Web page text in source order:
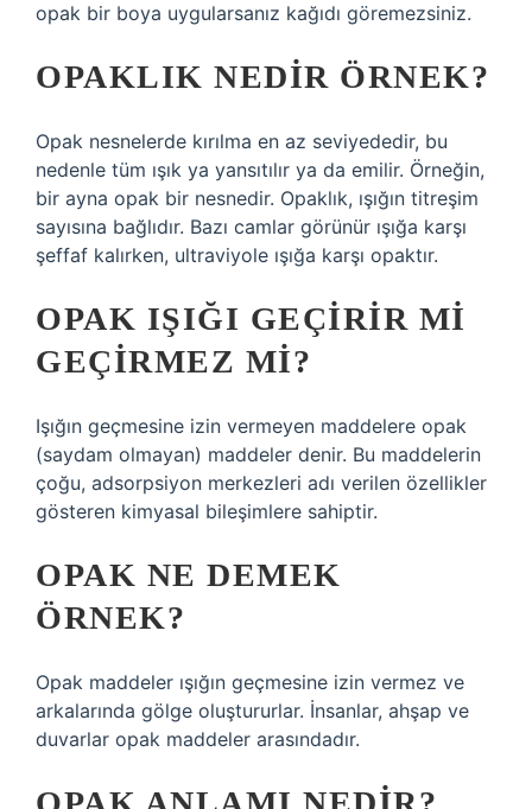
opak bir boya uygularsanız kağıdı göremezsiniz.
OPAKLIK NEDIR ÖRNEK?
Opak nesnelerde kırılma en az seviyededir, bu
nedenle tüm ışık ya yansıtılır ya da emilir. Örneğin,
bir ayna opak bir nesnedir. Opaklık, ışığın titreşim
sayısına bağlıdır. Bazı camlar görünür ışığa karşı
şeffaf kalırken, ultraviyole ışığa karşı opaktır.
OPAK IŞIĞI GEÇIRIR MI
GEÇIRMEZ MI?
Işığın geçmesine izin vermeyen maddelere opak
(saydam olmayan) maddeler denir. Bu maddelerin
çoğu, adsorpsiyon merkezleri adı verilen özellikler
gösteren kimyasal bileşimlere sahiptir.
OPAK NE DEMEK
ÖRNEK?
Opak maddeler ışığın geçmesine izin vermez ve
arkalarında gölge oluştururlar. İnsanlar, ahşap ve
duvarlar opak maddeler arasındadır.